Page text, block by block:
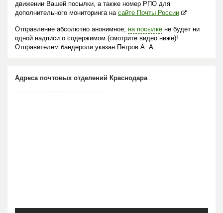
движении Вашей посылки, а также номер РПО для
дополнительного мониторинга на сайте Почты России
Отправление абсолютно анонимное, на посылке не будет ни
одной надписи о содержимом (смотрите видео ниже)!
Отправителем бандероли указан Петров А. А.
Адреса почтовых отделений Краснодара